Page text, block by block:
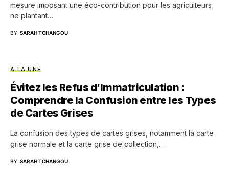
mesure imposant une éco-contribution pour les agriculteurs
ne plantant…
BY SARAH TCHANGOU
A LA UNE
Évitez les Refus d’Immatriculation :
Comprendre la Confusion entre les Types
de Cartes Grises
La confusion des types de cartes grises, notamment la carte
grise normale et la carte grise de collection,…
BY SARAH TCHANGOU